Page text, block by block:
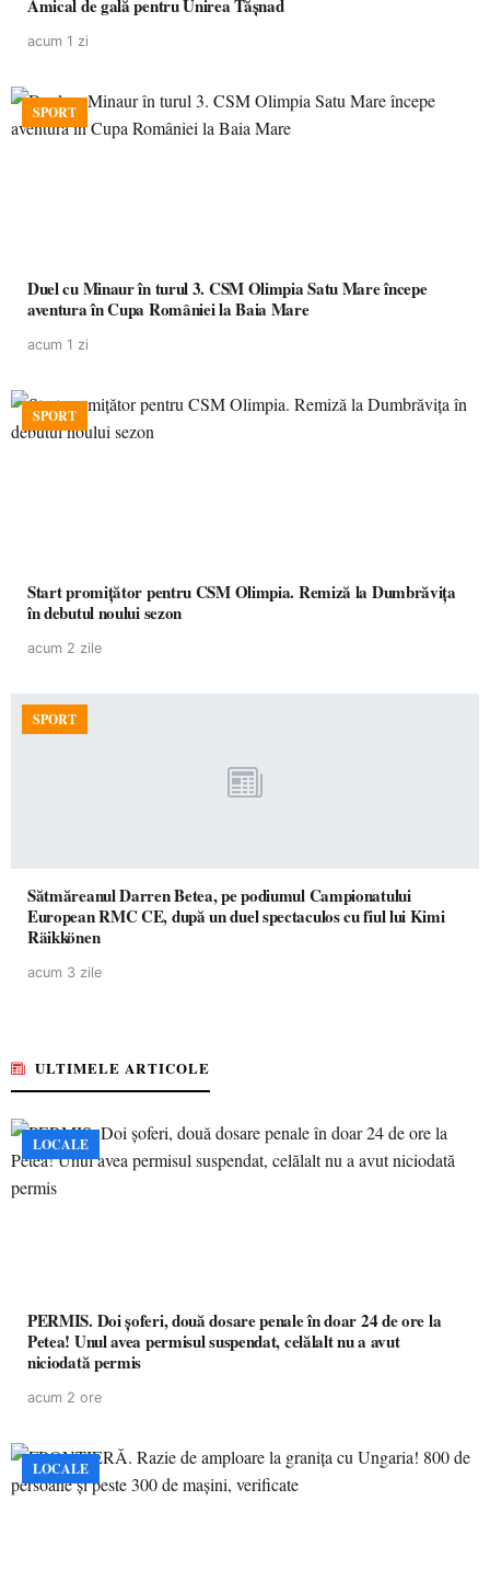
Amical de gală pentru Unirea Tășnad
acum 1 zi
SPORT
Duel cu Minaur în turul 3. CSM Olimpia Satu Mare începe
aventura în Cupa României la Baia Mare
acum 1 zi
SPORT
Start promițător pentru CSM Olimpia. Remiză la Dumbrăvița
în debutul noului sezon
acum 2 zile
SPORT
Sătmăreanul Darren Betea, pe podiumul Campionatului
European RMC CE, după un duel spectaculos cu fiul lui Kimi
Räikkönen
acum 3 zile
ULTIMELE ARTICOLE
LOCALE
PERMIS. Doi șoferi, două dosare penale în doar 24 de ore la
Petea! Unul avea permisul suspendat, celălalt nu a avut
niciodată permis
acum 2 ore
LOCALE